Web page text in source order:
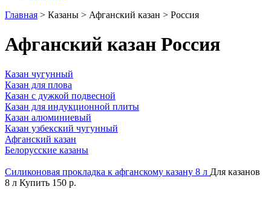
Главная > Казаны > Афганский казан > Россия
Афганский казан Россия
Казан чугунный
Казан для плова
Казан с дужкой подвесной
Казан для индукционной плиты
Казан алюминиевый
Казан узбекский чугунный
Афганский казан
Белорусские казаны
Силиконовая прокладка к афганскому казану 8 л Для казанов
8 л Купить 150 р.